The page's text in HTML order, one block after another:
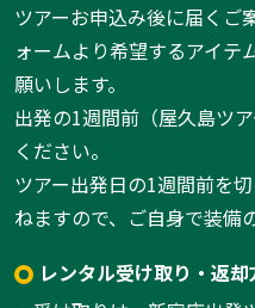
ツアーお申込み後に届くご
ォームより希望するアイテ
願いします。
出発の1週間前（屋久島ツ
ください。
ツアー出発日の1週間前を
ねますので、ご自身で装備
レンタル受け取り・返